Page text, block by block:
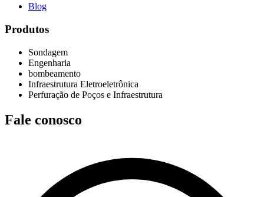
Blog
Produtos
Sondagem
Engenharia
bombeamento
Infraestrutura Eletroeletrônica
Perfuração de Poços e Infraestrutura
Fale conosco